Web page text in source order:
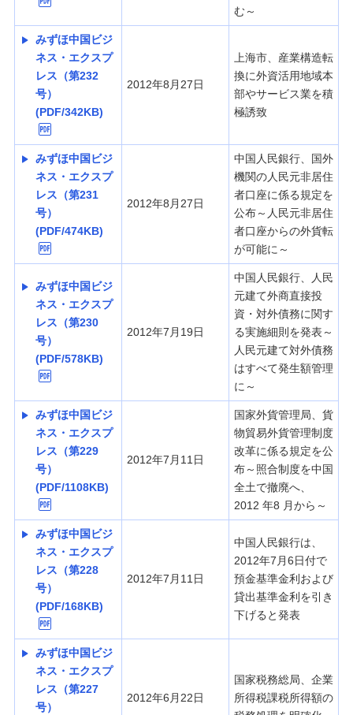
む～
みずほ中国ビジ
ネス・エクスプ
レス（第232
号）
(PDF/342KB)
2012年8月27日
上海市、産業構造転
換に外資活用地域本
部やサービス業を積
極誘致
みずほ中国ビジ
ネス・エクスプ
レス（第231
号）
(PDF/474KB)
2012年8月27日
中国人民銀行、国外
機関の人民元非居住
者口座に係る規定を
公布～人民元非居住
者口座からの外貨転
が可能に～
みずほ中国ビジ
ネス・エクスプ
レス（第230
号）
(PDF/578KB)
2012年7月19日
中国人民銀行、人民
元建て外商直接投
資・対外債務に関す
る実施細則を発表～
人民元建て対外債務
はすべて発生額管理
に～
みずほ中国ビジ
ネス・エクスプ
レス（第229
号）
(PDF/1108KB)
2012年7月11日
国家外貨管理局、貨
物貿易外貨管理制度
改革に係る規定を公
布～照合制度を中国
全土で撤廃へ、
2012 年8 月から～
みずほ中国ビジ
ネス・エクスプ
レス（第228
号）
(PDF/168KB)
2012年7月11日
中国人民銀行は、
2012年7月6日付で
預金基準金利および
貸出基準金利を引き
下げると発表
みずほ中国ビジ
ネス・エクスプ
レス（第227
号）
2012年6月22日
国家税務総局、企業
所得税課税所得額の